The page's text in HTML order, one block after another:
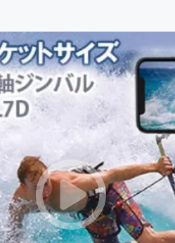
音楽
ット ゲーム・サー
書籍・雑誌出版
チャレンジ
性化